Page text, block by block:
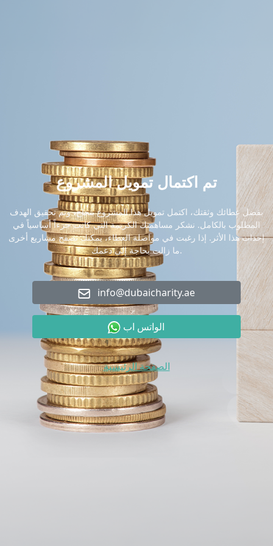
تم اكتمال تمويل المشروع
بفضل عطائك وثقتك، اكتمل تمويل هذا المشروع بنجاح، وتم تحقيق الهدف
المطلوب بالكامل. نشكر مساهمتك الكريمة التي كانت جزءاً أساسياً في
إحداث هذا الأثر. إذا رغبت في مواصلة العطاء، يمكنك تصفح مشاريع أخرى
ما زالت بحاجة إلى دعمك.
info@dubaicharity.ae
الواتس اب
الصفحة الرئيسية